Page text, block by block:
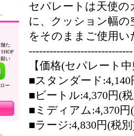
た
い
ー
セパレートは天使
に、クッション幅
をそのままご使用
------------------------------
【価格(セパレート
■スタンダード:4,140
■ビートル:4,370円(
■ミディアム:4,370円
■ラージ:4,830円(税